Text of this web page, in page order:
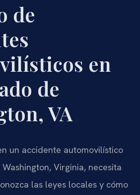
de
en
de
VA
un accidente automovilístico
Virginia, necesita
las leyes locales y cómo